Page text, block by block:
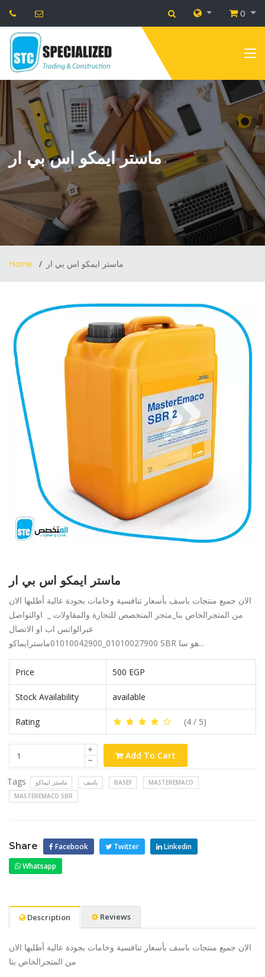
0
ماستر ايمكو اس بي ار
Home ماستر ايمكو اس بي ار
ماستر ايمكو اس بي ار
الان جميع منتجات باسف بأسعار تنافسية وخامات بجودة عالية أطلبها الان
من المتجرالخاص بنا_متجر المتخصص للتجارة والمقاولات _ اوالتواصل
عبرالواتس اب او الاتصال
01010027900_01010042900ماسترايماكوSBR هو سا...
Price 500 EGP
Stock Availability available
Rating (4 / 5)
Add To Cart
Tags ماستر ايماكو باسف BASEF
MASTEREMACO
MASTEREMACO SBR
Share Facebook Twitter
Linkedin
Whatsapp
Description Reviews
الان جميع منتجات باسف بأسعار تنافسية وخامات بجودة عالية أطلبها الان
من المتجرالخاص بنا